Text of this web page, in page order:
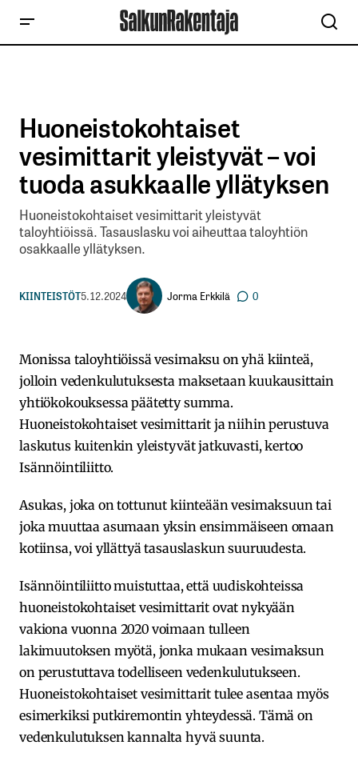
Huoneistokohtaiset
vesimittarit yleistyvät – voi
tuoda asukkaalle yllätyksen
Huoneistokohtaiset vesimittarit yleistyvät
taloyhtiöissä. Tasauslasku voi aiheuttaa taloyhtiön
osakkaalle yllätyksen.
KIINTEISTÖT5.12.2024 Jorma Erkkilä 0
Monissa taloyhtiöissä vesimaksu on yhä kiinteä,
jolloin vedenkulutuksesta maksetaan kuukausittain
yhtiökokouksessa päätetty summa.
Huoneistokohtaiset vesimittarit ja niihin perustuva
laskutus kuitenkin yleistyvät jatkuvasti, kertoo
Isännöintiliitto.
Asukas, joka on tottunut kiinteään vesimaksuun tai
joka muuttaa asumaan yksin ensimmäiseen omaan
kotiinsa, voi yllättyä tasauslaskun suuruudesta.
Isännöintiliitto muistuttaa, että uudiskohteissa
huoneistokohtaiset vesimittarit ovat nykyään
vakiona vuonna 2020 voimaan tulleen
lakimuutoksen myötä, jonka mukaan vesimaksun
on perustuttava todelliseen vedenkulutukseen.
Huoneistokohtaiset vesimittarit tulee asentaa myös
esimerkiksi putkiremontin yhteydessä. Tämä on
vedenkulutuksen kannalta hyvä suunta.